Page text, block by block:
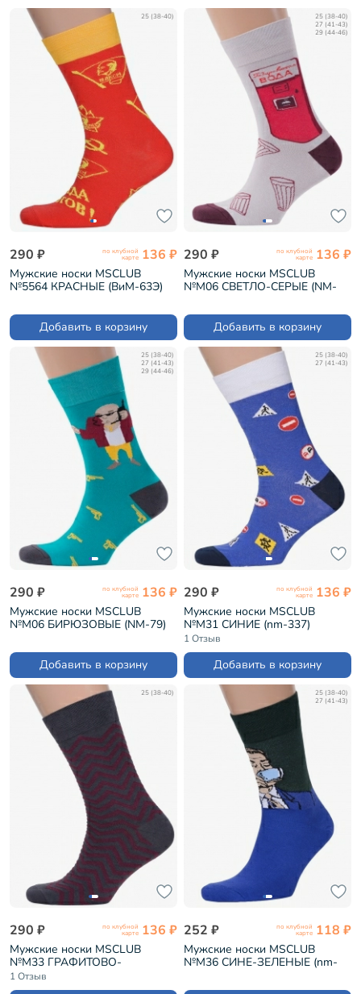
25 (38-40)
290 ₽ по клубной
карте 136 ₽
Мужские носки MSCLUB
№5564 КРАСНЫЕ (ВиМ-63Э)
Добавить в корзину
25 (38-40)
27 (41-43)
29 (44-46)
290 ₽ по клубной
карте 136 ₽
Мужские носки MSCLUB
№М06 СВЕТЛО-СЕРЫЕ (NM-
Добавить в корзину
25 (38-40)
27 (41-43)
29 (44-46)
290 ₽ по клубной
карте 136 ₽
Мужские носки MSCLUB
№М06 БИРЮЗОВЫЕ (NM-79)
Добавить в корзину
25 (38-40)
27 (41-43)
290 ₽ по клубной
карте 136 ₽
Мужские носки MSCLUB
№М31 СИНИЕ (nm-337)
1 Отзыв
Добавить в корзину
25 (38-40)
290 ₽ по клубной
карте 136 ₽
Мужские носки MSCLUB
№М33 ГРАФИТОВО-
БОРДОВЫЕ (nm-356)
1 Отзыв
25 (38-40)
27 (41-43)
252 ₽ по клубной
карте 118 ₽
Мужские носки MSCLUB
№М36 СИНЕ-ЗЕЛЕНЫЕ (nm-